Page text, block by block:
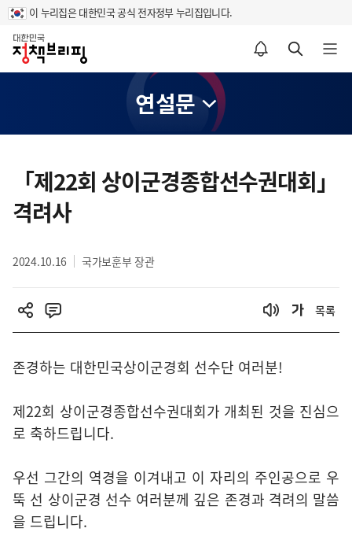
이 누리집은 대한민국 공식 전자정부 누리집입니다.
홈
알림설정 바로가기 검색 바로가기 메뉴 열기
연설문
영
「제22회 상이군경종합선수권대회」
격려사
2024.10.16 국가보훈부 장관
목록
존경하는 대한민국상이군경회 선수단 여러분!
제22회 상이군경종합선수권대회가 개최된 것을 진심으
로 축하드립니다.
우선 그간의 역경을 이겨내고 이 자리의 주인공으로 우
뚝 선 상이군경 선수 여러분께 깊은 존경과 격려의 말씀
을 드립니다.